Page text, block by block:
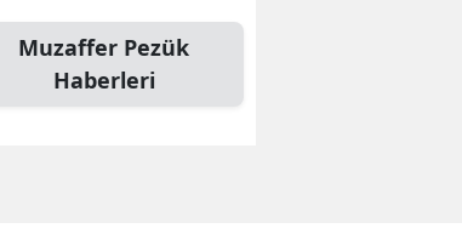
Muzaffer Pezük
Haberleri